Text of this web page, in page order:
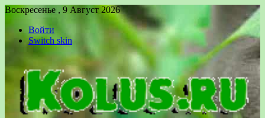
Воскресенье , 9 Август 2026
Войти
Switch skin